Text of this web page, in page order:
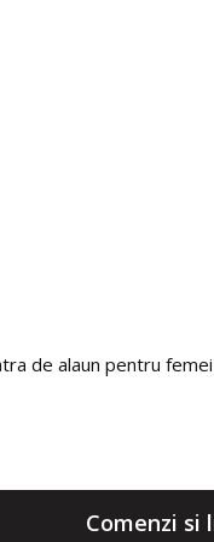
de alaun pentru femei
Comenzi si